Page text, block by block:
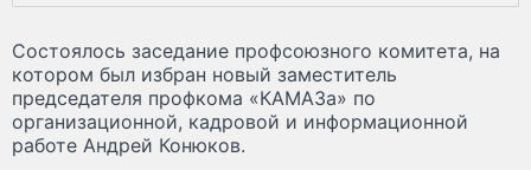
Состоялось заседание профсоюзного комитета, на
котором был избран новый заместитель
председателя профкома «КАМАЗа» по
организационной, кадровой и информационной
работе Андрей Конюков.